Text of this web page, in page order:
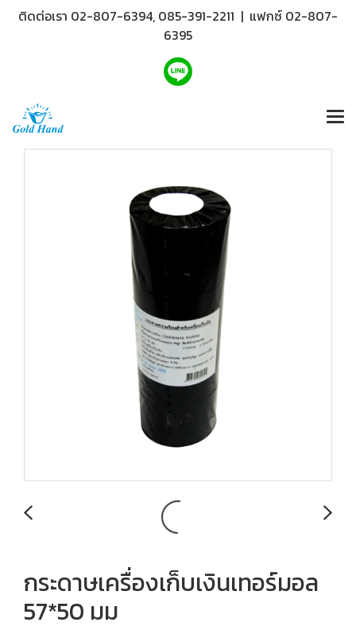
ติดต่อเรา 02-807-6394, 085-391-2211 | แฟกซ์ 02-807-
6395
กระดาษเครื่องเก็บเงินเทอร์มอล
57*50 มม